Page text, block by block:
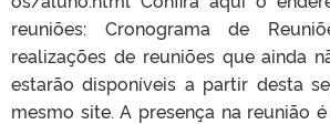
reuniões: Cronograma de
realizações de reuniões que ainda
estarão disponíveis a partir desta
mesmo site. A presença na reunião